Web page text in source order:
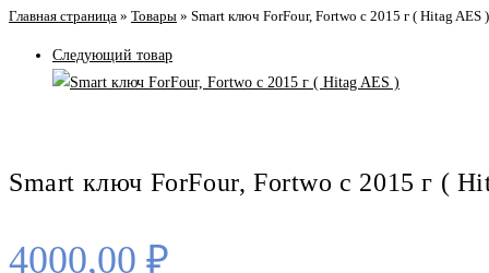
Главная страница » Товары » Smart ключ ForFour, Fortwo с 2015 г ( Hitag AES )
Следующий товар
Smart ключ ForFour, Fortwo с 2015 г (
4000,00 ₽